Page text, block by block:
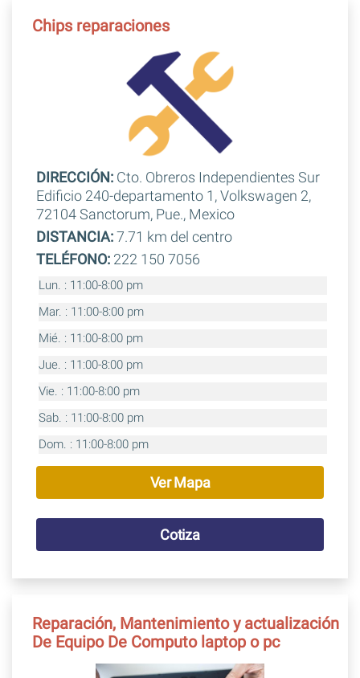
Chips reparaciones
DIRECCIÓN:Cto. Obreros Independientes Sur
Edificio 240-departamento 1, Volkswagen 2,
72104 Sanctorum, Pue., Mexico
DISTANCIA:7.71 km del centro
TELÉFONO:222 150 7056
Lun. : 11:00-8:00 pm
Mar. : 11:00-8:00 pm
Mié. : 11:00-8:00 pm
Jue. : 11:00-8:00 pm
Vie. : 11:00-8:00 pm
Sab. : 11:00-8:00 pm
Dom. : 11:00-8:00 pm
Ver Mapa
Cotiza
Reparación, Mantenimiento y actualización
De Equipo De Computo laptop o pc